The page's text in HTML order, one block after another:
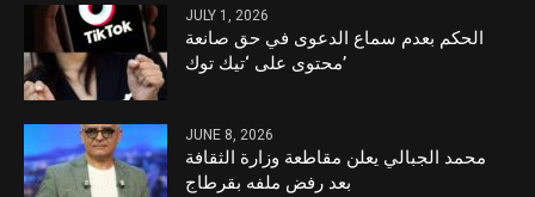
JULY 1, 2026
الحكم بعدم سماع الدعوى في حق صانعة
محتوى على ‘تيك توك’
JUNE 8, 2026
محمد الجبالي يعلن مقاطعة وزارة الثقافة
بعد رفض ملفه بقرطاج